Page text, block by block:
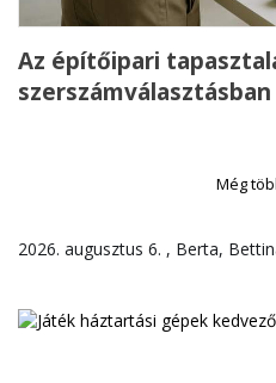
Az építőipari
szerszámválasztásban
Még
2026. augusztus 6. , Berta,